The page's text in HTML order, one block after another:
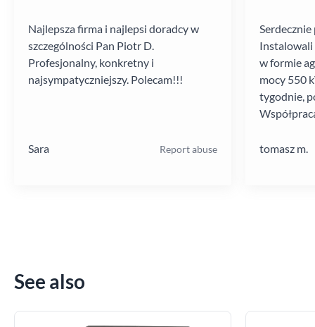
Najlepsza firma i najlepsi doradcy w
szczególności Pan Piotr D.
Profesjonalny, konkretny i
najsympatyczniejszy. Polecam!!!
Sara Report abuse
Instalowali
w formie
mocy 550
tygodnie,
tomasz m.
See also